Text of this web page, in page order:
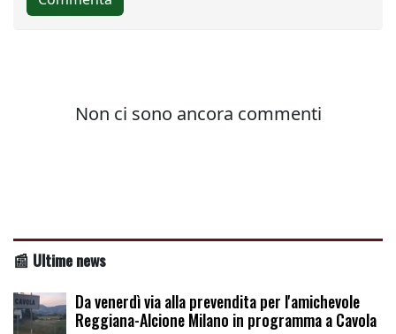
📰 Ultime news
Da venerdì via alla prevendita per l'amichevole
Reggiana-Alcione Milano in programma a Cavola